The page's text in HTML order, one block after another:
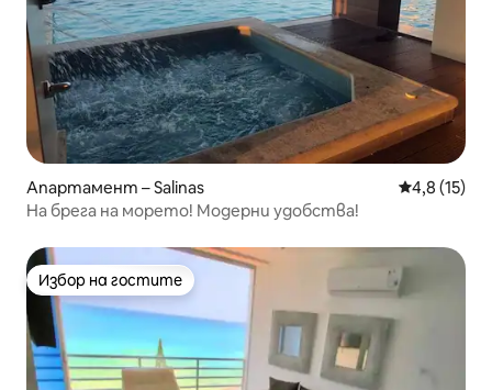
Апартамент – Salinas Средна
4,8 (15)
На брега на морето! Модерни удобства!
Избор на гостите
Избор на гостите